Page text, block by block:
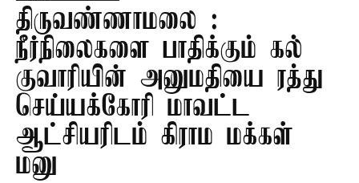
திருவண்ணாமலை :
நீர்நிலைகளை பாதிக்கும் கல்
குவாரியின் அனுமதியை ரத்து
செய்யக்கோரி மாவட்ட
ஆட்சியரிடம் கிராம மக்கள்
மனு